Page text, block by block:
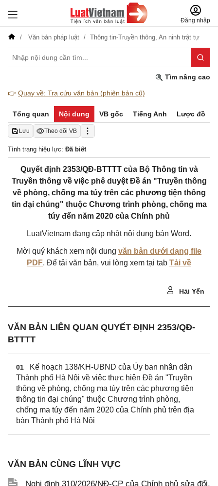
Đăng nhập
Văn bản pháp luật Thông tin-Truyền thông, An ninh trật tự
Tìm nâng cao
👉 Quay về: Tra cứu văn bản (phiên bản cũ)
Tổng quan Nội dung VB gốc Tiếng Anh Lược đồ
Lưu Theo dõi VB
Tình trạng hiệu lực: Đã biết
Quyết định 2353/QĐ-BTTTT của Bộ Thông tin và
Truyền thông về việc phê duyệt Đề án "Truyền thông
về phòng, chống ma túy trên các phương tiện thông
tin đại chúng" thuộc Chương trình phòng, chống ma
túy đến năm 2020 của Chính phủ
LuatVietnam đang cập nhật nội dung bản Word.
Mời quý khách xem nội dung văn bản dưới dạng file
PDF. Để tải văn bản, vui lòng xem tại tab Tải về
Hải Yến
VĂN BẢN LIÊN QUAN QUYẾT ĐỊNH 2353/QĐ-
BTTTT
01
Kế hoạch 138/KH-UBND của Ủy ban nhân dân
Thành phố Hà Nội về việc thực hiện Đề án "Truyền
thông về phòng, chống ma túy trên các phương tiện
thông tin đại chúng" thuộc Chương trình phòng,
chống ma túy đến năm 2020 của Chính phủ trên địa
bàn Thành phố Hà Nội
VĂN BẢN CÙNG LĨNH VỰC
Nghị định 310/2026/NĐ-CP của Chính phủ sửa đổi,